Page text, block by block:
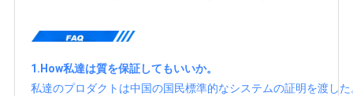
1.How私達は質を保証してもいいか。
私達のプロダクトは中国の国民標準的なシステムの証明を渡した